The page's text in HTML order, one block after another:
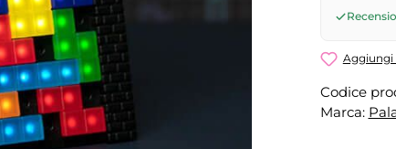
Aggiungi
Codice
Marca: